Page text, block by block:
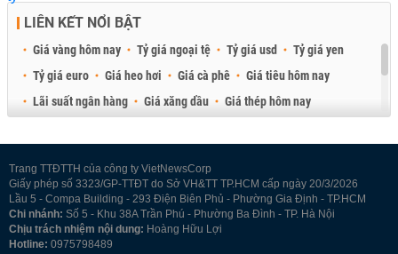
LIÊN KẾT NỔI BẬT
Giá vàng hôm nay Tỷ giá ngoại tệ Tỷ giá usd
Tỷ giá yen
Tỷ giá euro
Giá heo hơi Giá cà phê
Giá tiêu hôm nay
Lãi suất ngân hàng
Giá xăng dầu
Giá thép hôm nay
Trang TTĐTTH của công ty VietNewsCorp
Giấy phép số 3323/GP-TTĐT do Sở VH&TT TP.HCM cấp ngày 20/3/2026
Lầu 5 - Compa Building - 293 Điện Biên Phủ - Phường Gia Định - TP.HCM
Chi nhánh: Số 5 - Khu 38A Trần Phú - Phường Ba Đình - TP. Hà Nội
Chịu trách nhiệm nội dung: Hoàng Hữu Lợi
Hotline: 0975798489